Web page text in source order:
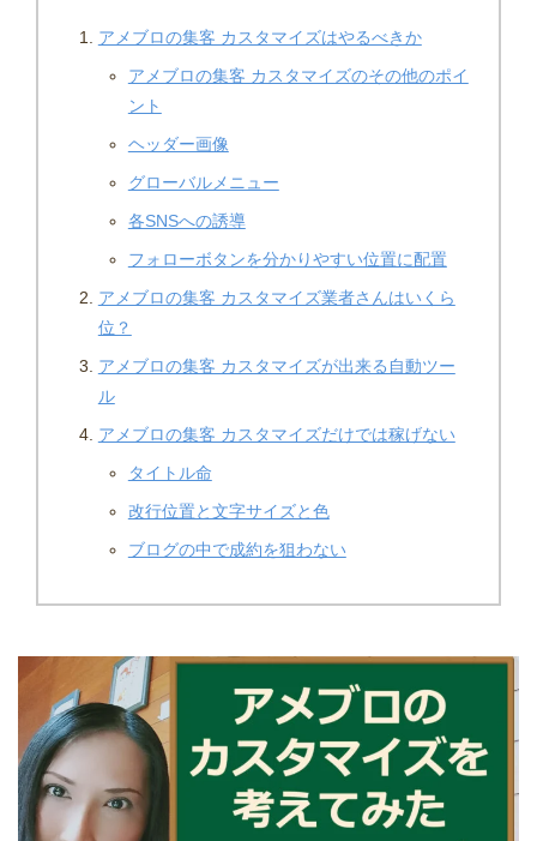
アメブロの集客 カスタマイズはやるべきか
アメブロの集客 カスタマイズのその他のポイ
ント
ヘッダー画像
グローバルメニュー
各SNSへの誘導
フォローボタンを分かりやすい位置に配置
アメブロの集客 カスタマイズ業者さんはいくら
位？
アメブロの集客 カスタマイズが出来る自動ツー
ル
アメブロの集客 カスタマイズだけでは稼げない
タイトル命
改行位置と文字サイズと色
ブログの中で成約を狙わない